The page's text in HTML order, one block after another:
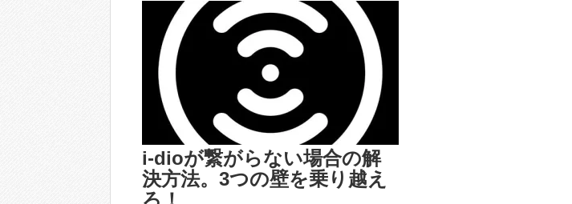
i-dioが繋がらない場合の解
決方法。3つの壁を乗り越え
ろ！